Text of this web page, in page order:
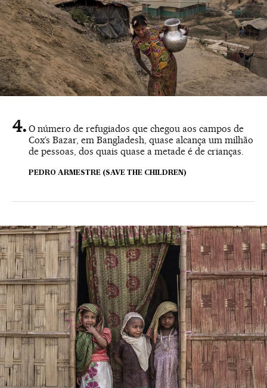
O número de refugiados que chegou aos campos de
Cox’s Bazar, em Bangladesh, quase alcança um milhão
de pessoas, dos quais quase a metade é de crianças.
PEDRO ARMESTRE (SAVE THE CHILDREN)